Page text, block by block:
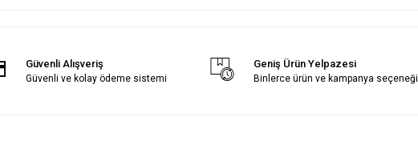
Güvenli Alışveriş
Güvenli ve kolay ödeme sistemi
Geniş Ürün Yelpazesi
Binlerce ürün ve kampanya seçeneği